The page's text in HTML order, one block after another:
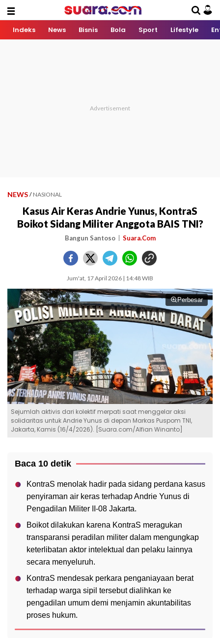
Indeks News Bisnis Bola Sport Lifestyle
NEWS / NASIONAL
Kasus Air Keras Andrie Yunus, KontraS
Boikot Sidang Militer Anggota BAIS TNI?
Bangun Santoso Suara.Com
Jum'at, 17 April 2026 | 14:48 WIB
Perbesar
Sejumlah aktivis dari kolektif merpati saat menggelar aksi
solidaritas untuk Andrie Yunus di depan Markas Puspom TNI,
Jakarta, Kamis (16/4/2026). [Suara.com/Alfian Winanto]
Baca 10 detik
KontraS menolak hadir pada sidang perdana kasus
penyiraman air keras terhadap Andrie Yunus di
Pengadilan Militer II-08 Jakarta.
Boikot dilakukan karena KontraS meragukan
transparansi peradilan militer dalam mengungkap
keterlibatan aktor intelektual dan pelaku lainnya
secara menyeluruh.
KontraS mendesak perkara penganiayaan berat
terhadap warga sipil tersebut dialihkan ke
pengadilan umum demi menjamin akuntabilitas
proses hukum.